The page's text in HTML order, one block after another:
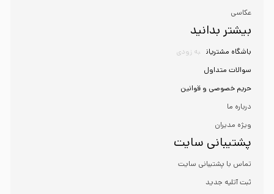
عکاسی
بیشتر بدانید
باشگاه مشتریان به زودی
سوالات متداول
حریم خصوصی و قوانین
درباره ما
ویژه مدیران
پشتیبانی سایت
تماس با پشتیبانی سایت
ثبت آتلیه جدید